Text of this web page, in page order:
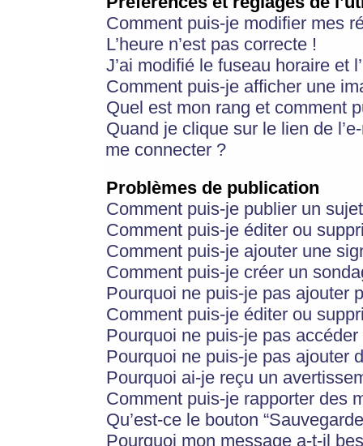
Comment puis-je modifier mes
L’heure n’est pas correcte !
J’ai modifié le fuseau horaire et
Comment puis-je afficher une
Quel est mon rang et comment
Quand je clique sur le lien de
me connecter ?
Problèmes de publication
Comment puis-je publier un
Comment puis-je éditer ou
Comment puis-je ajouter une
Comment puis-je créer un
Pourquoi ne puis-je pas ajouter
Comment puis-je éditer ou
Pourquoi ne puis-je pas
Pourquoi ne puis-je pas ajouter
Pourquoi ai-je reçu un
Comment puis-je rapporter des
Qu’est-ce le bouton
Pourquoi mon message a-t-il